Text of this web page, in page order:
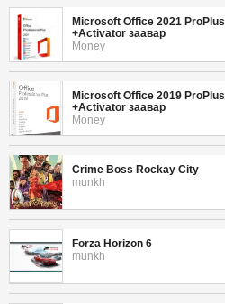
Microsoft Office 2021 ProPlus
+Activator заавар
Money
Microsoft Office 2019 ProPlus
+Activator заавар
Money
Crime Boss Rockay City
munkh
Forza Horizon 6
munkh